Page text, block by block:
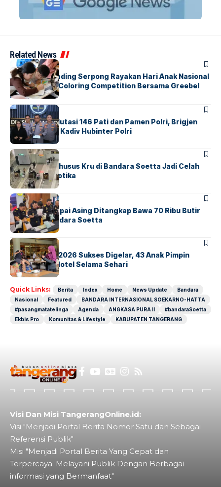
Related News
BERITAINDEX
Atria Hotel Gading Serpong Rayakan Hari Anak Nasional
Lewat Family Coloring Competition Bersama Greebel
Indonesia
BERITA
Mabes Polri Mutasi 146 Pati dan Pamen Polri, Brigjen
Untung Jabat Kadiv Hubinter Polri
BANDARABERITA
Ketika Jalur Khusus Kru di Bandara Soetta Jadi Celah
Sindikat Narkotika
BANDARA BERITA
Kopilot Maskapai Asing Ditangkap Bawa 70 Ribu Butir
Ekstasi di Bandara Soetta
BERITAINDEX
GM For A Day 2026 Sukses Digelar, 43 Anak Pimpin
Operasional Hotel Selama Sehari
Quick Links: Berita Index Home News Update
Bandara
Nasional
Featured
BANDARA INTERNASIONAL SOEKARNO-HATTA
#pasangmatatelinga
Agenda ANGKASA PURA II
#bandaraSoetta
Ekbis Pro
Komunitas & Lifestyle KABUPATEN TANGERANG
Visi Dan Misi TangerangOnline.id:
Visi "Menjadi Portal Berita Nomor Satu dan Sebagai
Referensi Publik"
Misi "Menjadi Portal Berita Yang Cepat dan
Terpercaya. Melayani Publik Dengan Berbagai
informasi yang Bermanfaat"